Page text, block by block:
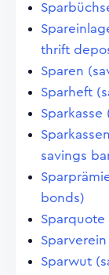
thrift
Sparen
Sparheft
savings
bonds)
Sparwut